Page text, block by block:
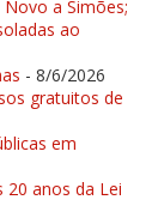
a Simões;
ao
- 8/6/2026
gratuitos de
em
20 anos da Lei